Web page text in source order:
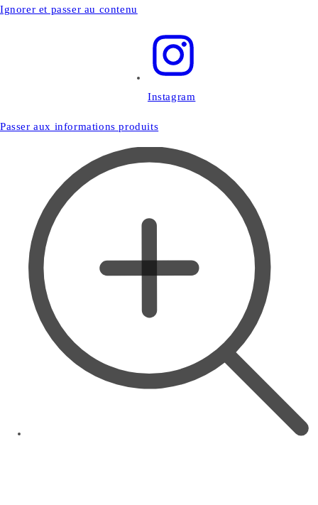
Ignorer et passer au contenu
Instagram
Passer aux informations produits